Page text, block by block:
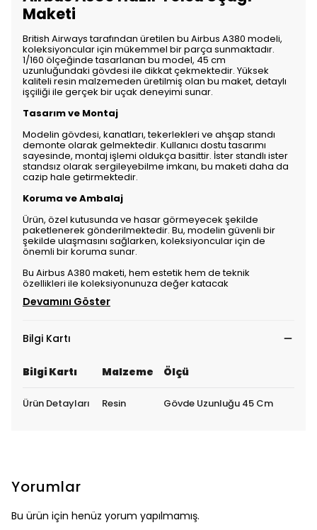
Maketi
British Airways tarafından üretilen bu Airbus A380 modeli,
koleksiyoncular için mükemmel bir parça sunmaktadır.
1/160 ölçeğinde tasarlanan bu model, 45 cm
uzunluğundaki gövdesi ile dikkat çekmektedir. Yüksek
kaliteli resin malzemeden üretilmiş olan bu maket, detaylı
işçiliği ile gerçek bir uçak deneyimi sunar.
Tasarım ve Montaj
Modelin gövdesi, kanatları, tekerlekleri ve ahşap standı
demonte olarak gelmektedir. Kullanıcı dostu tasarımı
sayesinde, montaj işlemi oldukça basittir. İster standlı ister
standsız olarak sergileyebilme imkanı, bu maketi daha da
cazip hale getirmektedir.
Koruma ve Ambalaj
Ürün, özel kutusunda ve hasar görmeyecek şekilde
paketlenerek gönderilmektedir. Bu, modelin güvenli bir
şekilde ulaşmasını sağlarken, koleksiyoncular için de
önemli bir koruma sunar.
Bu Airbus A380 maketi, hem estetik hem de teknik
özellikleri ile koleksiyonunuza değer katacak
Devamını Göster
Bilgi Kartı
Bilgi Kartı Malzeme Ölçü
Ürün Detayları Resin Gövde Uzunluğu 45 Cm
Yorumlar
Bu ürün için henüz yorum yapılmamış.